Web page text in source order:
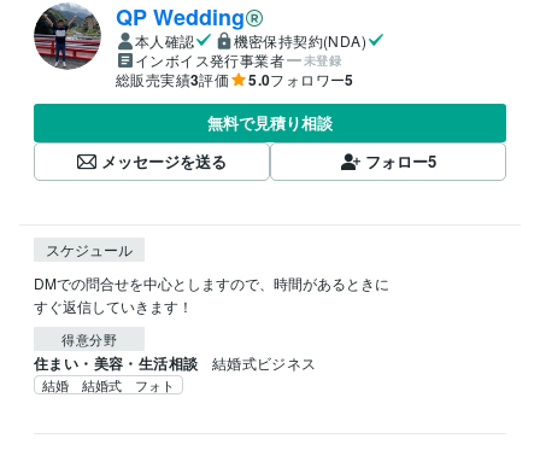
QP Wedding
本人確認
機密保持契約(NDA)
インボイス発行事業者
未登録
総販売実績3評価 5.0フォロワー5
無料で見積り相談
メッセージを送る
フォロー5
スケジュール
DMでの問合せを中心としますので、時間があるときに
すぐ返信していきます！
得意分野
住まい・美容・生活相談 結婚式ビジネス
結婚 結婚式 フォト